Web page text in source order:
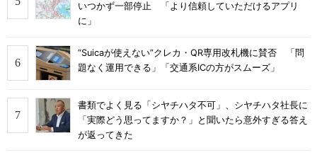
いつかず一部停止 「より信頼していただけるアプリ
に」
“Suicaが使えない”クレカ・QR専用改札機に賛否 「問
題なく運用できる」「交通系ICの方がスムーズ」
書類でよく見る「シヤチハタ不可」、シヤチハタ社長に
「実際どう思ってますか？」と聞いたら意外すぎる答え
が返ってきた